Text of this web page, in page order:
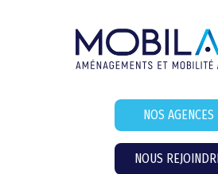
NOS AGENCES
NOUS